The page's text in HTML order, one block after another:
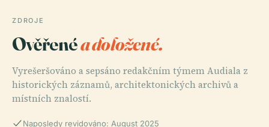
ZDROJE
Ověřenéa doložené.
Vyrešeršováno a sepsáno redakčním týmem Audiala z
historických záznamů, architektonických archivů a
místních znalostí.
Naposledy revidováno: August 2025